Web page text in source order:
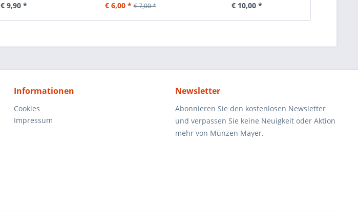
€ 9,90 * € 6,00 * € 7,00 * € 10,00 *
Informationen
Cookies
Impressum
Newsletter
Abonnieren Sie den kostenlosen Newsletter
und verpassen Sie keine Neuigkeit oder Aktion
mehr von Münzen Mayer.